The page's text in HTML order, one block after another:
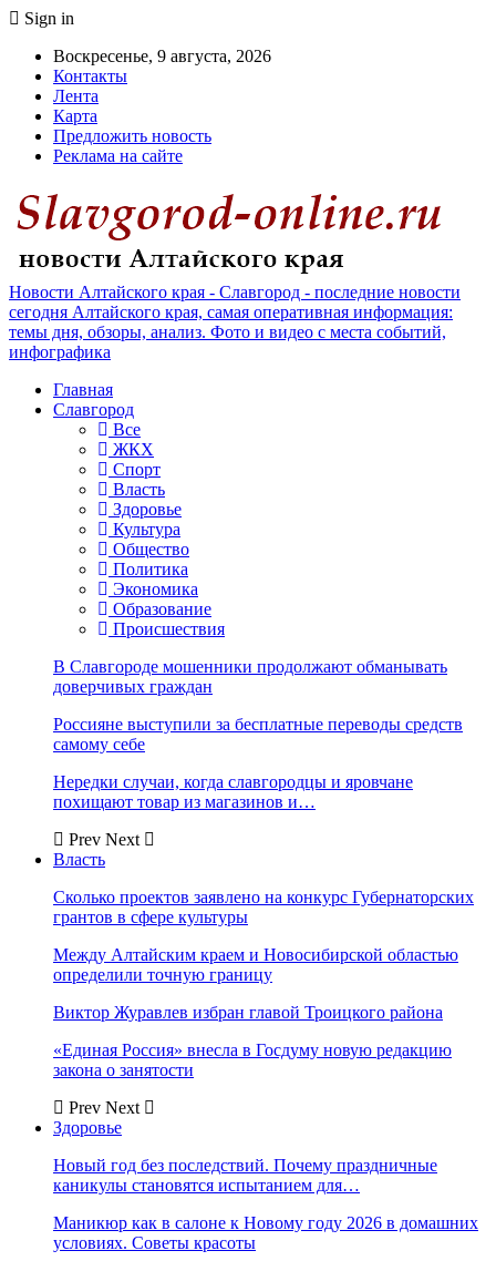
Sign in
Воскресенье, 9 августа, 2026
Контакты
Лента
Карта
Предложить новость
Реклама на сайте
Новости Алтайского края - Славгород - последние новости
сегодня Алтайского края, самая оперативная информация:
темы дня, обзоры, анализ. Фото и видео с места событий,
инфографика
Главная
Славгород
Все
ЖКХ
Спорт
Власть
Здоровье
Культура
Общество
Политика
Экономика
Образование
Происшествия
В Славгороде мошенники продолжают обманывать
доверчивых граждан
Россияне выступили за бесплатные переводы средств
самому себе
Нередки случаи, когда славгородцы и яровчане
похищают товар из магазинов и…
Prev Next
Власть
Сколько проектов заявлено на конкурс Губернаторских
грантов в сфере культуры
Между Алтайским краем и Новосибирской областью
определили точную границу
Виктор Журавлев избран главой Троицкого района
«Единая Россия» внесла в Госдуму новую редакцию
закона о занятости
Prev Next
Здоровье
Новый год без последствий. Почему праздничные
каникулы становятся испытанием для…
Маникюр как в салоне к Новому году 2026 в домашних
условиях. Советы красоты